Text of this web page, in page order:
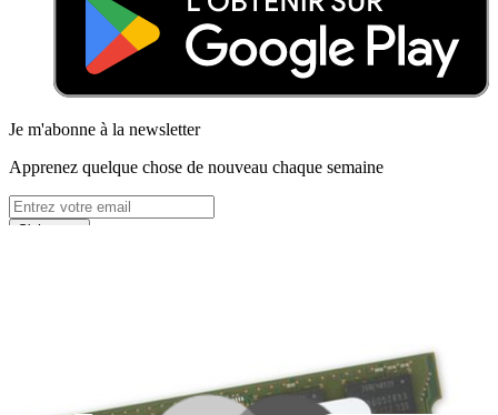
Je m'abonne à la newsletter
Apprenez quelque chose de nouveau chaque semaine
S'abonner
Lire d'abord les